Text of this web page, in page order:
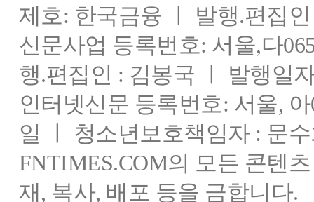
제호: 한국금융 ㅣ 발행.편집
신문사업 등록번호: 서울,다
행.편집인 : 김봉국 ㅣ 발행일
인터넷신문 등록번호: 서울,
일 ㅣ 청소년보호책임자 : 문
FNTIMES.COM의 모든 콘텐
재, 복사, 배포 등을 금합니다.